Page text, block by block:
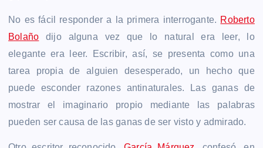
No es fácil responder a la primera interrogante. Roberto
Bolaño dijo alguna vez que lo natural era leer, lo
elegante era leer. Escribir, así, se presenta como una
tarea propia de alguien desesperado, un hecho que
puede esconder razones antinaturales. Las ganas de
mostrar el imaginario propio mediante las palabras
pueden ser causa de las ganas de ser visto y admirado.